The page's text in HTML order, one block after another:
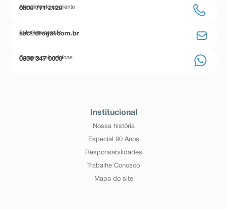
Atendimento ao cliente
0800 771 2120
Entre em contato
sac@drogal.com.br
Compre pelo telefone
0800 347 0000
Institucional
Nossa história
Especial 90 Anos
Responsabilidades
Trabalhe Conosco
Mapa do site